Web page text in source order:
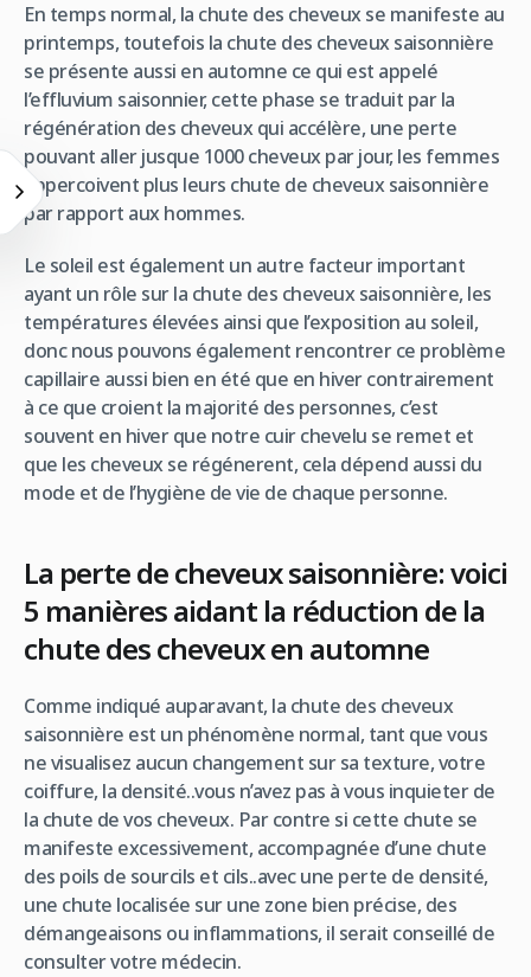
En temps normal, la chute des cheveux se manifeste au
printemps, toutefois la chute des cheveux saisonnière
se présente aussi en automne ce qui est appelé
l’effluvium saisonnier, cette phase se traduit par la
régénération des cheveux qui accélère, une perte
pouvant aller jusque 1000 cheveux par jour, les femmes
appercoivent plus leurs chute de cheveux saisonnière
par rapport aux hommes.
Le soleil est également un autre facteur important
ayant un rôle sur la chute des cheveux saisonnière, les
températures élevées ainsi que l’exposition au soleil,
donc nous pouvons également rencontrer ce problème
capillaire aussi bien en été que en hiver contrairement
à ce que croient la majorité des personnes, c’est
souvent en hiver que notre cuir chevelu se remet et
que les cheveux se régénerent, cela dépend aussi du
mode et de l’hygiène de vie de chaque personne.
La perte de cheveux saisonnière: voici
5 manières aidant la réduction de la
chute des cheveux en automne
Comme indiqué auparavant, la chute des cheveux
saisonnière est un phénomène normal, tant que vous
ne visualisez aucun changement sur sa texture, votre
coiffure, la densité..vous n’avez pas à vous inquieter de
la chute de vos cheveux. Par contre si cette chute se
manifeste excessivement, accompagnée d’une chute
des poils de sourcils et cils..avec une perte de densité,
une chute localisée sur une zone bien précise, des
démangeaisons ou inflammations, il serait conseillé de
consulter votre médecin.